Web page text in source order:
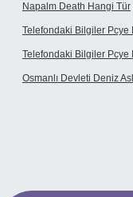
Napalm Death Hangi Tür
Telefondaki Bilgiler Pcye
Telefondaki Bilgiler Pcye
Osmanlı Devleti Deniz